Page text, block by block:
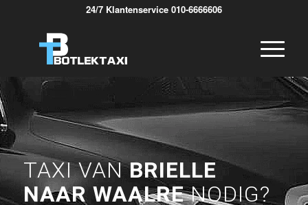
24/7 Klantenservice 010-6666606
TAXI VANBRIELLE
NAAR WAALRENODIG?